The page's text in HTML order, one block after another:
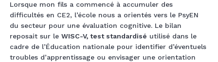
Lorsque mon fils a commencé à accumuler des
difficultés en CE2, l’école nous a orientés vers le PsyEN
du secteur pour une évaluation cognitive. Le bilan
reposait sur le WISC-V, test standardisé utilisé dans le
cadre de l’Éducation nationale pour identifier d’éventuels
troubles d’apprentissage ou envisager une orientation